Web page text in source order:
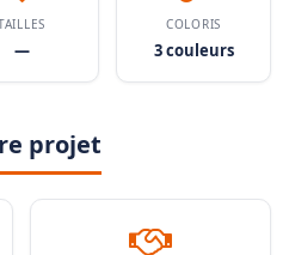
—
COLORIS
3 couleurs
projet